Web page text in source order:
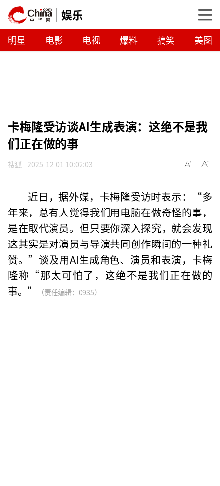
娱乐
明星 电影 电视 爆料 搞笑 美图
卡梅隆受访谈AI生成表演：这绝不是我
们正在做的事
搜狐 2025-12-01 10:02:03
近日，据外媒，卡梅隆受访时表示：“多
年来，总有人觉得我们用电脑在做奇怪的事，
是在取代演员。但只要你深入探究，就会发现
这其实是对演员与导演共同创作瞬间的一种礼
赞。”谈及用AI生成角色、演员和表演，卡梅
隆称“那太可怕了，这绝不是我们正在做的
事。”
（责任编辑：0935）